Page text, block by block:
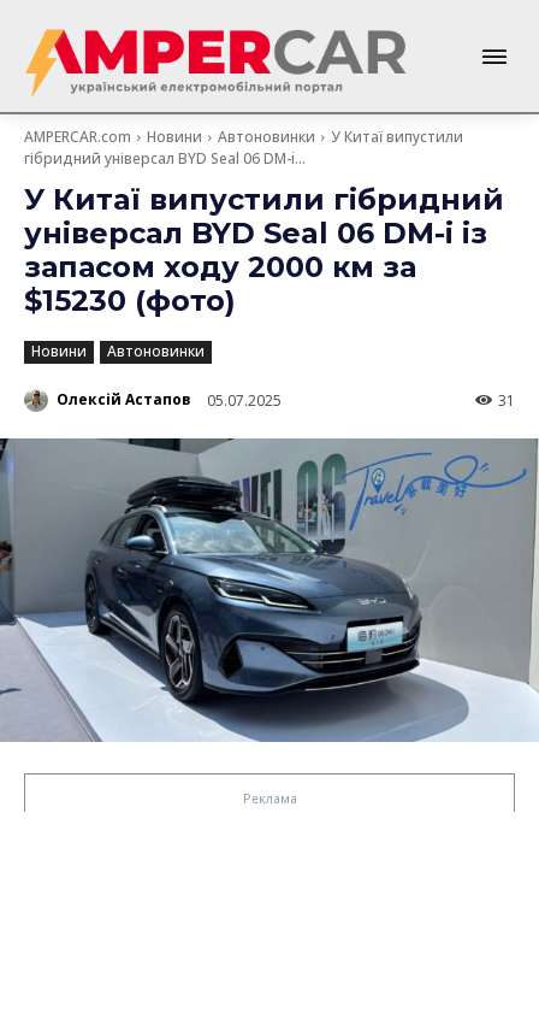
AMPERCAR.com Новини Автоновинки
У Китаї випустили
гібридний універсал BYD Seal 06 DM-i...
У Китаї випустили гібридний
універсал BYD Seal 06 DM-i із
запасом ходу 2000 км за
$15230 (фото)
Новини Автоновинки
Олексій Астапов 05.07.2025 31